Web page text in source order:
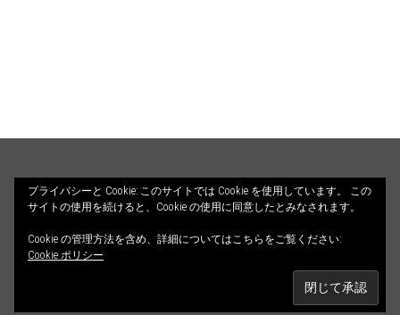
COUNSELING
ILLUSTRATIONS
CONTACT
© 2026 ALETHEIA DIALOGOS. All Rights Reserved.
プライバシーと Cookie: このサイトでは Cookie を使用しています。 この
サイトの使用を続けると、Cookie の使用に同意したとみなされます。
Cookie の管理方法を含め、詳細についてはこちらをご覧ください:
Cookie ポリシー